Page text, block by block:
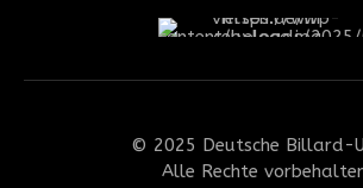
© 2025 Deutsche Billard-
Alle Rechte